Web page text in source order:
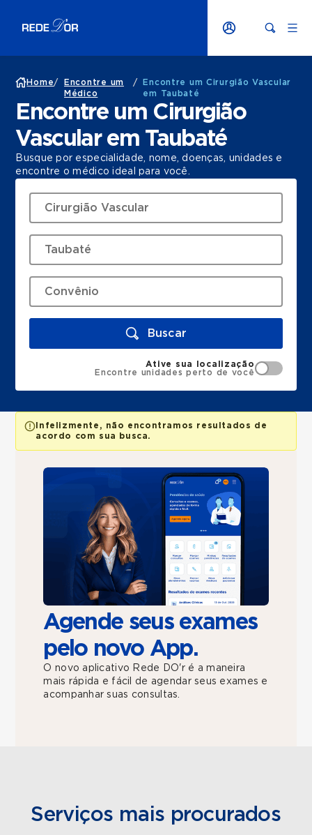
Home/
Encontre um
Médico
/
Encontre um Cirurgião Vascular
em Taubaté
Encontre um Cirurgião
Vascular em Taubaté
Busque por especialidade, nome, doenças, unidades e
encontre o médico ideal para você.
Buscar
Ative sua localização
Encontre unidades perto de você
Infelizmente, não encontramos resultados de
acordo com sua busca.
Agende seus exames
pelo novo App.
O novo aplicativo Rede DO'r é a maneira
mais rápida e fácil de agendar seus exames e
acompanhar suas consultas.
Serviços mais procurados